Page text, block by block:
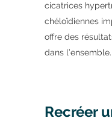
cicatrices
chéloïdiennes
offre des
dans l’ensemble.
Recréer